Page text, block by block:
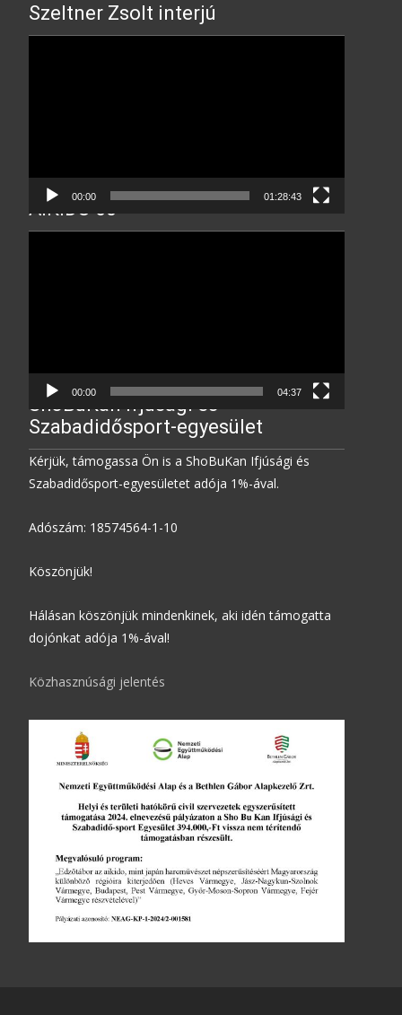
Szeltner Zsolt interjú
00:00 01:28:43
AIKIDO 60
00:00 04:37
ShoBuKan Ifjúsági és
Szabadidősport-egyesület
Kérjük, támogassa Ön is a ShoBuKan Ifjúsági és
Szabadidősport-egyesületet adója 1%-ával.
Adószám: 18574564-1-10
Köszönjük!
Hálásan köszönjük mindenkinek, aki idén támogatta
dojónkat adója 1%-ával!
Közhasznúsági jelentés